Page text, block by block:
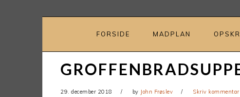
FORSIDE MADPLAN
29. december 2018 by John Frøslev Skriv kommentar